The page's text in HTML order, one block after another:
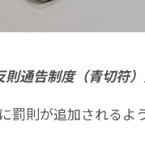
則通告制度（青切符）
罰則が追加されるよ